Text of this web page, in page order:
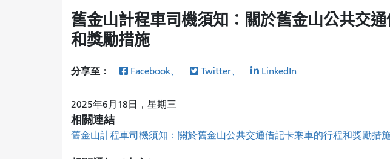
舊金山計程車司機須知：關於舊金山公共交
和獎勵措施
分享至： Facebook、 Twitter、 LinkedIn
2025年6月18日，星期三
相關連結
舊金山計程車司機須知：關於舊金山公共交通借記卡乘車的行程和獎勵措